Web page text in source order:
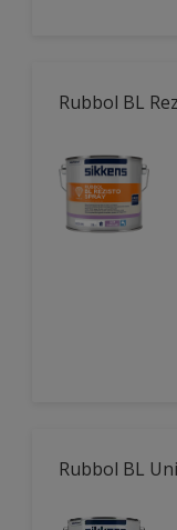
Rubbol BL
Rubbol BL